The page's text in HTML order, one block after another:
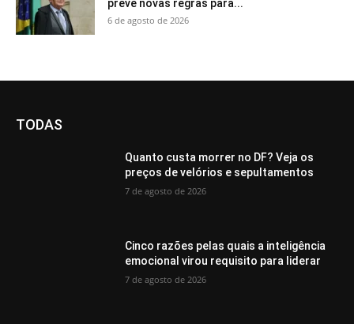
prevê novas regras para...
6 de agosto de 2026
TODAS
Quanto custa morrer no DF? Veja os
preços de velórios e sepultamentos
7 de agosto de 2026
Cinco razões pelas quais a inteligência
emocional virou requisito para liderar
7 de agosto de 2026